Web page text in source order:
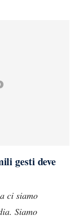
gesti deve
ci siamo
Siamo